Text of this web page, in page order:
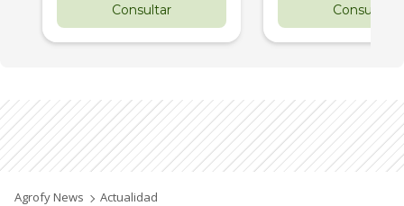
Consultar Consultar
Agrofy News Actualidad